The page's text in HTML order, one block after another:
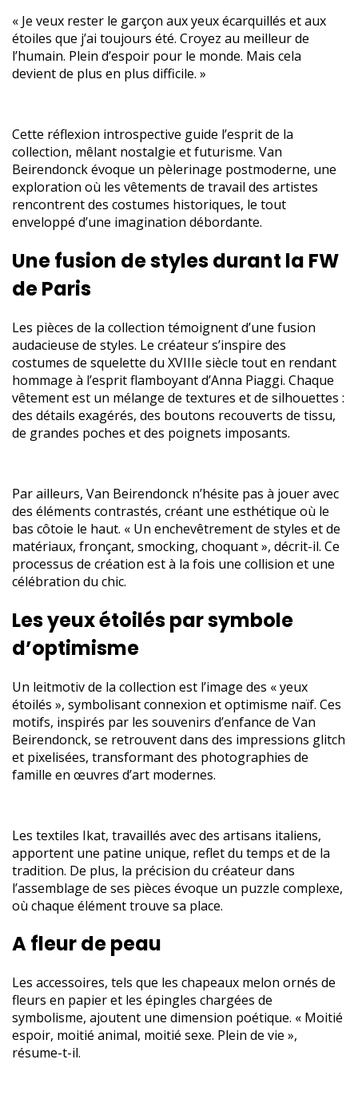
« Je veux rester le garçon aux yeux écarquillés et aux
étoiles que j’ai toujours été. Croyez au meilleur de
l’humain. Plein d’espoir pour le monde. Mais cela
devient de plus en plus difficile. »
Cette réflexion introspective guide l’esprit de la
collection, mêlant nostalgie et futurisme. Van
Beirendonck évoque un pèlerinage postmoderne, une
exploration où les vêtements de travail des artistes
rencontrent des costumes historiques, le tout
enveloppé d’une imagination débordante.
Une fusion de styles durant la FW
de Paris
Les pièces de la collection témoignent d’une fusion
audacieuse de styles. Le créateur s’inspire des
costumes de squelette du XVIIIe siècle tout en rendant
hommage à l’esprit flamboyant d’Anna Piaggi. Chaque
vêtement est un mélange de textures et de silhouettes :
des détails exagérés, des boutons recouverts de tissu,
de grandes poches et des poignets imposants.
Par ailleurs, Van Beirendonck n’hésite pas à jouer avec
des éléments contrastés, créant une esthétique où le
bas côtoie le haut. « Un enchevêtrement de styles et de
matériaux, fronçant, smocking, choquant », décrit-il. Ce
processus de création est à la fois une collision et une
célébration du chic.
Les yeux étoilés par symbole
d’optimisme
Un leitmotiv de la collection est l’image des « yeux
étoilés », symbolisant connexion et optimisme naïf. Ces
motifs, inspirés par les souvenirs d’enfance de Van
Beirendonck, se retrouvent dans des impressions glitch
et pixelisées, transformant des photographies de
famille en œuvres d’art modernes.
Les textiles Ikat, travaillés avec des artisans italiens,
apportent une patine unique, reflet du temps et de la
tradition. De plus, la précision du créateur dans
l’assemblage de ses pièces évoque un puzzle complexe,
où chaque élément trouve sa place.
A fleur de peau
Les accessoires, tels que les chapeaux melon ornés de
fleurs en papier et les épingles chargées de
symbolisme, ajoutent une dimension poétique. « Moitié
espoir, moitié animal, moitié sexe. Plein de vie »,
résume-t-il.